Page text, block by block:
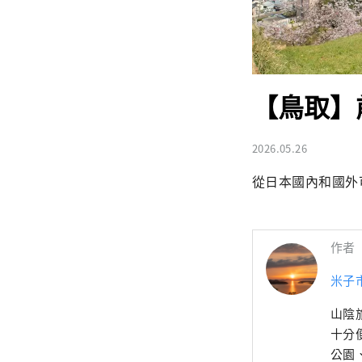
【鳥取
2026.05.26
從日本國內和國
作者
米子
山陰
十分
公園